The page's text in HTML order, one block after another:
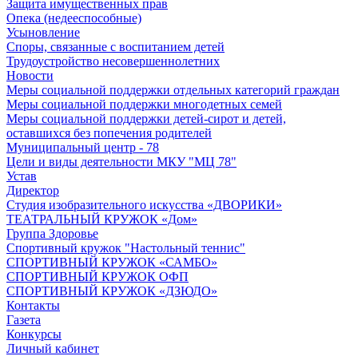
Защита имущественных прав
Опека (недееспособные)
Усыновление
Споры, связанные с воспитанием детей
Трудоустройство несовершеннолетних
Новости
Меры социальной поддержки отдельных категорий граждан
Меры социальной поддержки многодетных семей
Меры социальной поддержки детей-сирот и детей,
оставшихся без попечения родителей
Муниципальный центр - 78
Цели и виды деятельности МКУ "МЦ 78"
Устав
Директор
Студия изобразительного искусства «ДВОРИКИ»
ТЕАТРАЛЬНЫЙ КРУЖОК «Дом»
Группа Здоровье
Спортивный кружок "Настольный теннис"
СПОРТИВНЫЙ КРУЖОК «САМБО»
СПОРТИВНЫЙ КРУЖОК ОФП
СПОРТИВНЫЙ КРУЖОК «ДЗЮДО»
Контакты
Газета
Конкурсы
Личный кабинет